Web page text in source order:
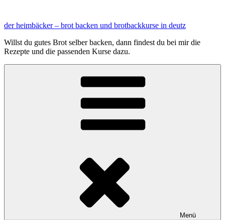
springen
der heimbäcker – brot backen und brotbackkurse in deutz
Willst du gutes Brot selber backen, dann findest du bei mir die
Rezepte und die passenden Kurse dazu.
Menü